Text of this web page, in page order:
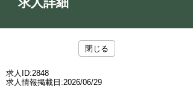
閉じる
求人ID:2848
求人情報掲載日:2026/06/29